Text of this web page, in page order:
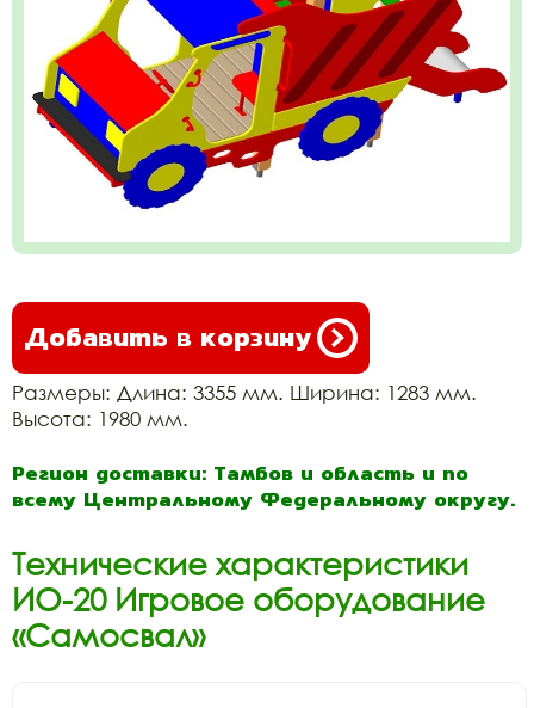
Добавить в корзину
Размеры: Длина: 3355 мм. Ширина: 1283 мм.
Высота: 1980 мм.
Регион доставки: Тамбов и область и по
всему Центральному Федеральному округу.
Технические характеристики
ИО-20 Игровое оборудование
«Самосвал»